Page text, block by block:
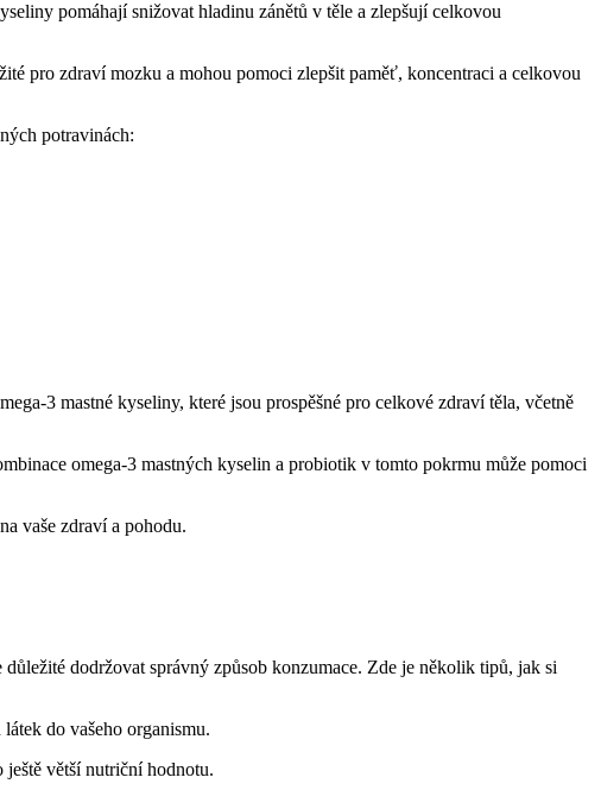
pomáhají snižovat hladinu zánětů v těle a zlepšují celkovou
pro zdraví mozku a mohou pomoci zlepšit paměť, koncentraci a celkovou
potravinách:
3 mastné kyseliny, které jsou prospěšné pro celkové zdraví těla, včetně
omega-3 mastných kyselin a probiotik v tomto pokrmu může pomoci
vaše zdraví a pohodu.
dodržovat správný způsob konzumace. Zde je několik tipů, jak si
do vašeho organismu.
větší nutriční hodnotu.